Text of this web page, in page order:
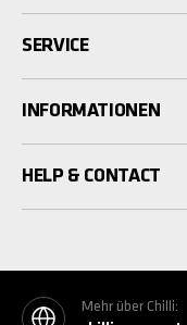
SERVICE
INFORMATIONEN
HELP & CONTACT
Mehr über Chilli: